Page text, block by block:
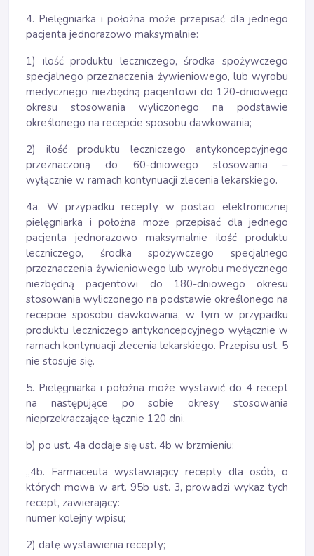
4. Pielęgniarka i położna może przepisać dla jednego
pacjenta jednorazowo maksymalnie:
1) ilość produktu leczniczego, środka spożywczego
specjalnego przeznaczenia żywieniowego, lub wyrobu
medycznego niezbędną pacjentowi do 120-dniowego
okresu stosowania wyliczonego na podstawie
określonego na recepcie sposobu dawkowania;
2) ilość produktu leczniczego antykoncepcyjnego
przeznaczoną do 60-dniowego stosowania –
wyłącznie w ramach kontynuacji zlecenia lekarskiego.
4a. W przypadku recepty w postaci elektronicznej
pielęgniarka i położna może przepisać dla jednego
pacjenta jednorazowo maksymalnie ilość produktu
leczniczego, środka spożywczego specjalnego
przeznaczenia żywieniowego lub wyrobu medycznego
niezbędną pacjentowi do 180-dniowego okresu
stosowania wyliczonego na podstawie określonego na
recepcie sposobu dawkowania, w tym w przypadku
produktu leczniczego antykoncepcyjnego wyłącznie w
ramach kontynuacji zlecenia lekarskiego. Przepisu ust. 5
nie stosuje się.
5. Pielęgniarka i położna może wystawić do 4 recept
na następujące po sobie okresy stosowania
nieprzekraczające łącznie 120 dni.
b) po ust. 4a dodaje się ust. 4b w brzmieniu:
„4b. Farmaceuta wystawiający recepty dla osób, o
których mowa w art. 95b ust. 3, prowadzi wykaz tych
recept, zawierający:
numer kolejny wpisu;
2) datę wystawienia recepty;